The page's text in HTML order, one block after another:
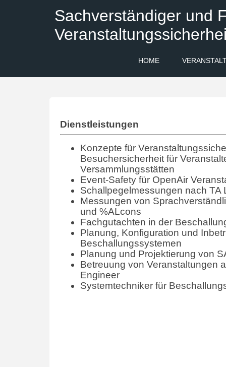
Sachverständiger und
HOME
Dienstleistungen
Konzepte für
Besuchersicherheit für
Versammlungsstätten
Event-Safety für OpenAir
Schallpegelmessungen nach TA
Messungen von
und %ALcons
Fachgutachten in der
Planung, Konfiguration und
Beschallungssystemen
Planung und Projektierung von
Betreuung von Veranstaltungen
Engineer
Systemtechniker für